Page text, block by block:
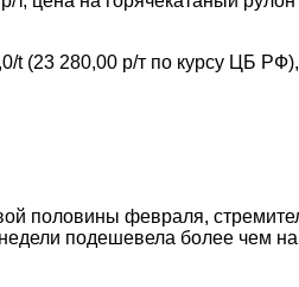
t (23 280,00 р/т по курсу ЦБ
половины февраля,
подешевела более чем на